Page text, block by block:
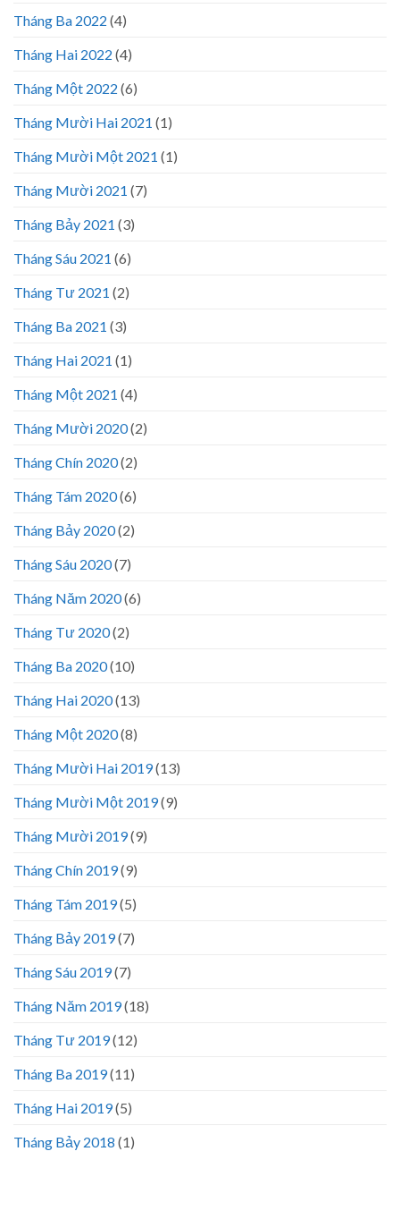
Tháng Ba 2022 (4)
Tháng Hai 2022 (4)
Tháng Một 2022 (6)
Tháng Mười Hai 2021 (1)
Tháng Mười Một 2021 (1)
Tháng Mười 2021 (7)
Tháng Bảy 2021 (3)
Tháng Sáu 2021 (6)
Tháng Tư 2021 (2)
Tháng Ba 2021 (3)
Tháng Hai 2021 (1)
Tháng Một 2021 (4)
Tháng Mười 2020(2)
Tháng Chín 2020(2)
Tháng Tám 2020(6)
Tháng Bảy 2020(2)
Tháng Sáu 2020(7)
Tháng Năm 2020(6)
Tháng Tư 2020(2)
Tháng Ba 2020(10)
Tháng Hai 2020(13)
Tháng Một 2020(8)
Tháng Mười Hai 2019(13)
Tháng Mười Một 2019(9)
Tháng Mười 2019(9)
Tháng Chín 2019(9)
Tháng Tám 2019(5)
Tháng Bảy 2019(7)
Tháng Sáu 2019(7)
Tháng Năm 2019(18)
Tháng Tư 2019(12)
Tháng Ba 2019(11)
Tháng Hai 2019(5)
Tháng Bảy 2018 (1)